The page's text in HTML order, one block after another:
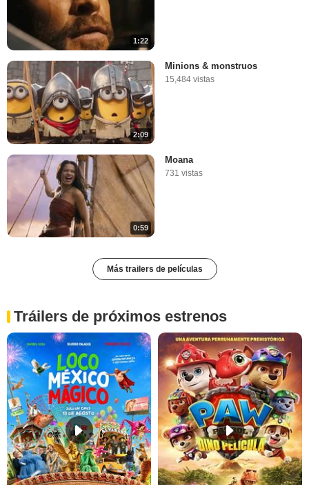
1:22
2:09
Minions & monstruos
15,484 vistas
0:59
Moana
731 vistas
Más trailers de películas
Tráilers de próximos estrenos